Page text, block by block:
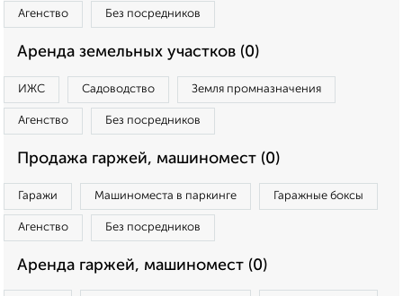
Агенство Без посредников
Аренда земельных участков (0)
ИЖС Садоводство Земля промназначения
Агенство Без посредников
Продажа гаржей, машиномест (0)
Гаражи Машиноместа в паркинге Гаражные боксы
Агенство Без посредников
Аренда гаржей, машиномест (0)